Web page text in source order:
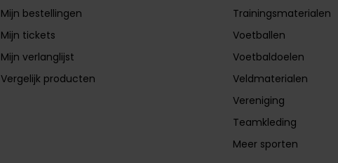
Mijn bestellingen
Mijn tickets
Mijn verlanglijst
Vergelijk producten
Trainingsmaterialen
Voetballen
Voetbaldoelen
Veldmaterialen
Vereniging
Teamkleding
Meer sporten